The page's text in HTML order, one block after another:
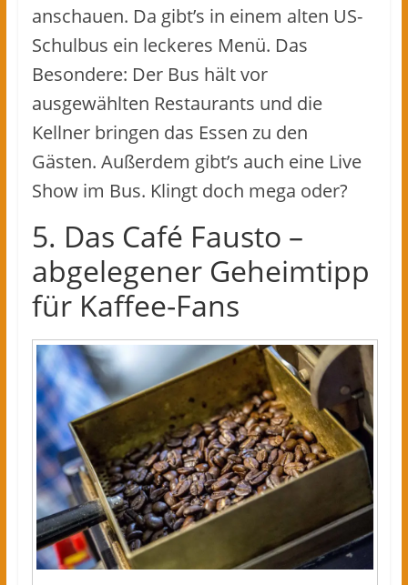
anschauen. Da gibt’s in einem alten US-
Schulbus ein leckeres Menü. Das
Besondere: Der Bus hält vor
ausgewählten Restaurants und die
Kellner bringen das Essen zu den
Gästen. Außerdem gibt’s auch eine Live
Show im Bus. Klingt doch mega oder?
5. Das Café Fausto –
abgelegener Geheimtipp
für Kaffee-Fans